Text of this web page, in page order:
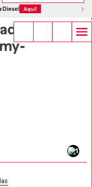
Diesel Aquí! ›
›